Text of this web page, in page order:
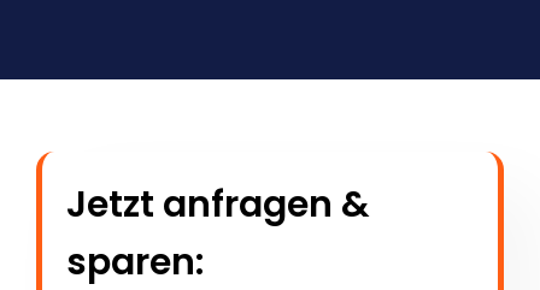
Jetzt anfragen &
sparen: